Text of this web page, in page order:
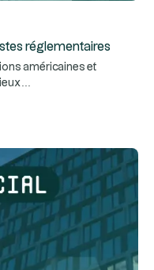
réglementaires
américaines et